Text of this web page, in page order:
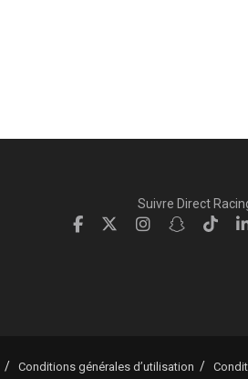
Suivre Direct
Conditions générales d’utilisation